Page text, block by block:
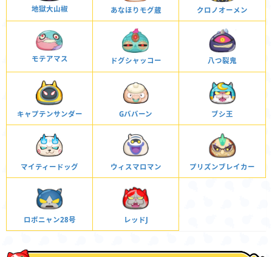
地獄大山椒 あなほりモグ蔵 クロノオーメン
モテアマス ドグシャッコー 八つ裂鬼
キャプテンサンダー Gババーン ブシ王
マイティードッグ ウィスマロマン プリズンブレイカー
ロボニャン28号 レッドJ